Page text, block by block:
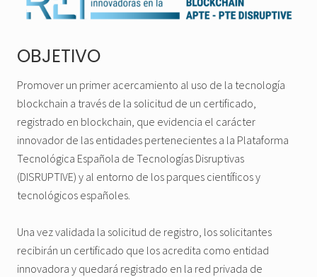
OBJETIVO
Promover un primer acercamiento al uso de la tecnología
blockchain a través de la solicitud de un certificado,
registrado en blockchain, que evidencia el carácter
innovador de las entidades pertenecientes a la Plataforma
Tecnológica Española de Tecnologías Disruptivas
(DISRUPTIVE) y al entorno de los parques científicos y
tecnológicos españoles.
Una vez validada la solicitud de registro, los solicitantes
recibirán un certificado que los acredita como entidad
innovadora y quedará registrado en la red privada de